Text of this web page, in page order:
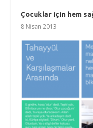
Çocuklar için hem
8 Nisan 2013